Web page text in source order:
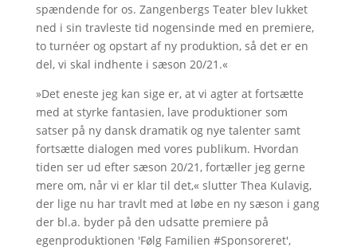
spændende for os. Zangenbergs Teater blev lukket
ned i sin travleste tid nogensinde med en premiere,
to turnéer og opstart af ny produktion, så det er en
del, vi skal indhente i sæson 20/21.«
»Det eneste jeg kan sige er, at vi agter at fortsætte
med at styrke fantasien, lave produktioner som
satser på ny dansk dramatik og nye talenter samt
fortsætte dialogen med vores publikum. Hvordan
tiden ser ud efter sæson 20/21, fortæller jeg gerne
mere om, når vi er klar til det,« slutter Thea Kulavig,
der lige nu har travlt med at løbe en ny sæson i gang
der bl.a. byder på den udsatte premiere på
egenproduktionen 'Følg Familien #Sponsoreret',